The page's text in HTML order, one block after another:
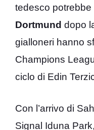
tedesco potrebbe
Dortmund dopo
gialloneri hanno
Champions
ciclo di Edin
Con l’arrivo di
Signal Iduna